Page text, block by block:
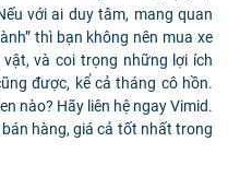
với ai duy tâm, mang quan
thì bạn không nên mua xe
và coi trọng những lợi ích
được, kể cả tháng cô hồn.
nào? Hãy liên hệ ngay Vimid.
hàng, giá cả tốt nhất trong